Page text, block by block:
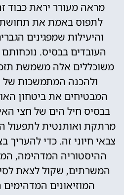
מראה מעורר יראת כבוד
לתפוס באמת את תחושת
והיעילות שמפגינים
העובדים בבסיס.
משוכללים אלה משמשת
ולהכנה המתמשכות של
המבטיחים את ביטחון
בבסיס חיל הים של חצי
מרתקת ואותנטית לתפעול
צבאי חיוני זה. כדי להעריך
ההיסטוריה המדהימה,
המשרתים, שקול לצאת
המוזיאונים